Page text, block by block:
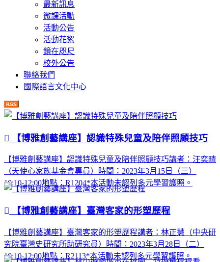
最新訊息
微課活動
活動公告
活動花絮
鏡在咫尺
校外公告
聯絡我們
國際語言文化中心
【博雅創藝講座】認識特殊兒童及陪伴照顧技巧
【博雅創藝講座】認識特殊兒童及陪伴照顧技巧講者：汪奕晴
（天使心家族基金會專員）時間：2023年3月15日（三）
10:10-12:00地點：R1204*本活動未認列多元學習護照。
【博雅創藝講座】臺灣客家的形塑歷程
【博雅創藝講座】臺灣客家的形塑歷程講者：林正慧（中央研
究院臺灣史研究所助研究員）時間：2023年3月28日（二）
10:10-12:00地點：R2113*本活動未認列多元學習護照。